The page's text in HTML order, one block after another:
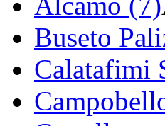
Buseto
Calatafimi